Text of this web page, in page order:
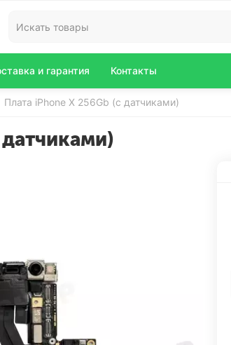
и гарантия Контакты
Плата iPhone X 256Gb (с датчиками)